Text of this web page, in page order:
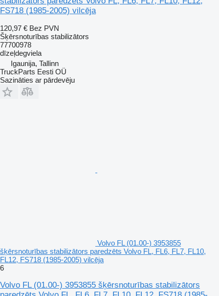
FS718 (1985-2005) vilcēja
120,97 € Bez PVN
Šķērsnoturības stabilizātors
77700978
dīzeļdegviela
Igaunija, Tallinn
TruckParts Eesti OÜ
Sazināties ar pārdevēju
Volvo FL (01.00-) 3953855
šķērsnoturības stabilizātors paredzēts Volvo FL, FL6, FL7, FL10,
FL12, FS718 (1985-2005) vilcēja
6
Volvo FL (01.00-) 3953855 šķērsnoturības stabilizātors